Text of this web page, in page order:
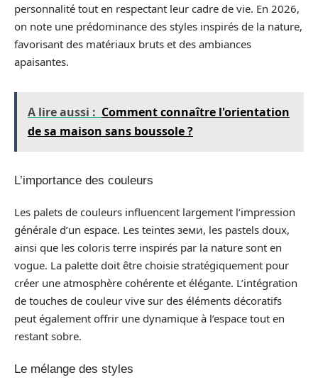
personnalité tout en respectant leur cadre de vie. En 2026,
on note une prédominance des styles inspirés de la nature,
favorisant des matériaux bruts et des ambiances
apaisantes.
A lire aussi : Comment connaître l'orientation
de sa maison sans boussole ?
L’importance des couleurs
Les palets de couleurs influencent largement l’impression
générale d’un espace. Les teintes земи, les pastels doux,
ainsi que les coloris terre inspirés par la nature sont en
vogue. La palette doit être choisie stratégiquement pour
créer une atmosphère cohérente et élégante. L’intégration
de touches de couleur vive sur des éléments décoratifs
peut également offrir une dynamique à l’espace tout en
restant sobre.
Le mélange des styles